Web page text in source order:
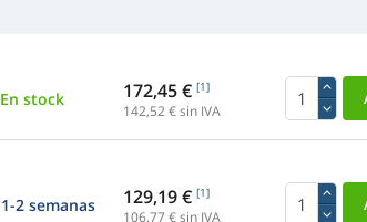
En stock 172,45 € [1]
142,52€ sin IVA
1-2 semanas 129,19 € [1]
106,77 € sin IVA